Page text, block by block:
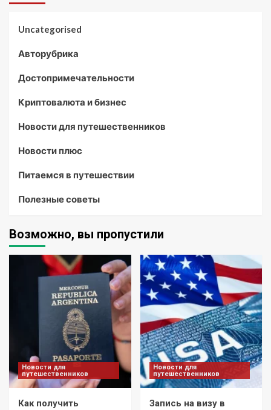
Uncategorised
Авторубрика
Достопримечательности
Криптовалюта и бизнес
Новости для путешественников
Новости плюс
Питаемся в путешествии
Полезные советы
Возможно, вы пропустили
Новости для
путешественников
Как получить
Новости для
путешественников
Запись на визу в